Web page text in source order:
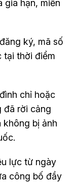
gia hạn, miễn
ký, mã số
tại thời điểm
chỉ hoặc
đã rời cảng
bị ảnh
lực từ ngày
công bố đầy